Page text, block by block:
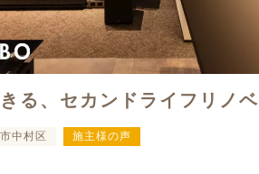
る、セカンドライフリノベ
中村区 施主様の声